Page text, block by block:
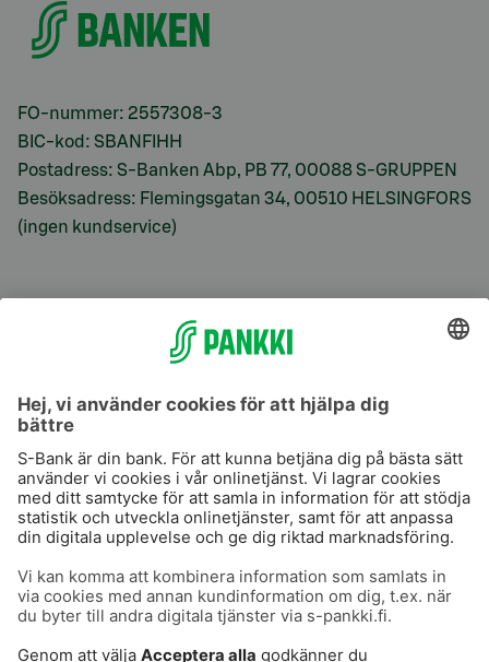
FO-nummer: 2557308-3
BIC-kod: SBANFIHH
Postadress: S-Banken Abp, PB 77, 00088 S-GRUPPEN
Besöksadress: Flemingsgatan 34, 00510 HELSINGFORS
(ingen kundservice)
S-Prime
Användarvillkor